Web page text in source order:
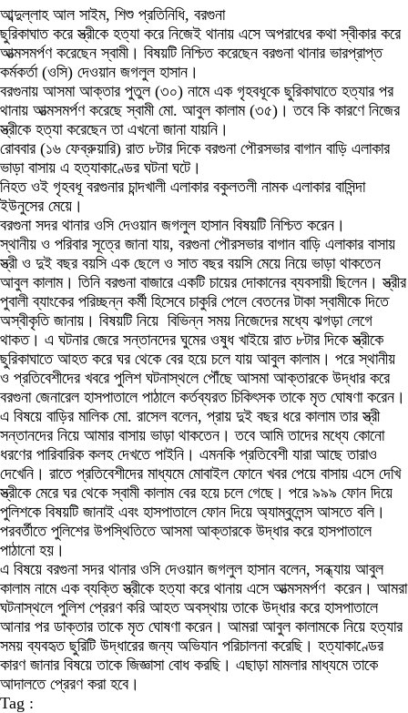
আব্দুল্লাহ আল সাইম, শিশু প্রতিনিধি, বরগুনা
ছুরিকাঘাত করে স্ত্রীকে হত্যা করে নিজেই থানায় এসে অপরাধের কথা স্বীকার করে
আত্মসমর্পণ করেছেন স্বামী। বিষয়টি নিশ্চিত করেছেন বরগুনা থানার ভারপ্রাপ্ত
কর্মকর্তা (ওসি) দেওয়ান জগলুল হাসান।
বরগুনায় আসমা আক্তার পুতুল (৩০) নামে এক গৃহবধূকে ছুরিকাঘাতে হত্যার পর
থানায় আত্মসমর্পণ করেছে স্বামী মো. আবুল কালাম (৩৫)। তবে কি কারণে নিজের
স্ত্রীকে হত্যা করেছেন তা এখনো জানা যায়নি।
রোববার (১৬ ফেব্রুয়ারি) রাত ৮টার দিকে বরগুনা পৌরসভার বাগান বাড়ি এলাকার
ভাড়া বাসায় এ হত্যাকাণ্ডের ঘটনা ঘটে।
নিহত ওই গৃহবধূ বরগুনার চান্দখালী এলাকার বকুলতলী নামক এলাকার বাসিন্দা
ইউনুসের মেয়ে।
বরগুনা সদর থানার ওসি দেওয়ান জগলুল হাসান বিষয়টি নিশ্চিত করেন।
স্থানীয় ও পরিবার সূত্রে জানা যায়, বরগুনা পৌরসভার বাগান বাড়ি এলাকার বাসায়
স্ত্রী ও দুই বছর বয়সি এক ছেলে ও সাত বছর বয়সি মেয়ে নিয়ে ভাড়া থাকতেন
আবুল কালাম। তিনি বরগুনা বাজারে একটি চায়ের দোকানের ব্যবসায়ী ছিলেন। স্ত্রীর
পুবালী ব্যাংকের পরিচ্ছন্ন কর্মী হিসেবে চাকুরি পেলে বেতনের টাকা স্বামীকে দিতে
অস্বীকৃতি জানায়। বিষয়টি নিয়ে বিভিন্ন সময় নিজেদের মধ্যে ঝগড়া লেগে
থাকত। এ ঘটনার জেরে সন্তানদের ঘুমের ওষুধ খাইয়ে রাত ৮টার দিকে স্ত্রীকে
ছুরিকাঘাতে আহত করে ঘর থেকে বের হয়ে চলে যায় আবুল কালাম। পরে স্থানীয়
ও প্রতিবেশীদের খবরে পুলিশ ঘটনাস্থলে পৌঁছে আসমা আক্তারকে উদ্ধার করে
বরগুনা জেনারেল হাসপাতালে পাঠালে কর্তব্যরত চিকিৎসক তাকে মৃত ঘোষণা করেন।
এ বিষয়ে বাড়ির মালিক মো. রাসেল বলেন, প্রায় দুই বছর ধরে কালাম তার স্ত্রী
সন্তানদের নিয়ে আমার বাসায় ভাড়া থাকতেন। তবে আমি তাদের মধ্যে কোনো
ধরণের পারিবারিক কলহ দেখতে পাইনি। এমনকি প্রতিবেশী যারা আছে তারাও
দেখেনি। রাতে প্রতিবেশীদের মাধ্যমে মোবাইল ফোনে খবর পেয়ে বাসায় এসে দেখি
স্ত্রীকে মেরে ঘর থেকে স্বামী কালাম বের হয়ে চলে গেছে। পরে ৯৯৯ ফোন দিয়ে
পুলিশকে বিষয়টি জানাই এবং হাসপাতালে ফোন দিয়ে অ্যাম্বুলেন্স আসতে বলি।
পরবর্তীতে পুলিশের উপস্থিতিতে আসমা আক্তারকে উদ্ধার করে হাসপাতালে
পাঠানো হয়।
এ বিষয়ে বরগুনা সদর থানার ওসি দেওয়ান জগলুল হাসান বলেন, সন্ধ্যায় আবুল
কালাম নামে এক ব্যক্তি স্ত্রীকে হত্যা করে থানায় এসে আত্মসমর্পণ করেন। আমরা
ঘটনাস্থলে পুলিশ প্রেরণ করি আহত অবস্থায় তাকে উদ্ধার করে হাসপাতালে
আনার পর ডাক্তার তাকে মৃত ঘোষণা করেন। আমরা আবুল কালামকে নিয়ে হত্যার
সময় ব্যবহৃত ছুরিটি উদ্ধারের জন্য অভিযান পরিচালনা করেছি। হত্যাকাণ্ডের
কারণ জানার বিষয়ে তাকে জিজ্ঞাসা বোধ করছি। এছাড়া মামলার মাধ্যমে তাকে
আদালতে প্রেরণ করা হবে।
Tag :